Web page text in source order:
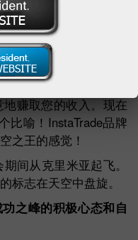
。
、工作烦恼和财务问
赚取您的收入。现在
比喻！InstaTrade品牌
之王的感觉！
间从克里米亚起飞。
标志在天空中盘旋。
之峰的积极心态和自